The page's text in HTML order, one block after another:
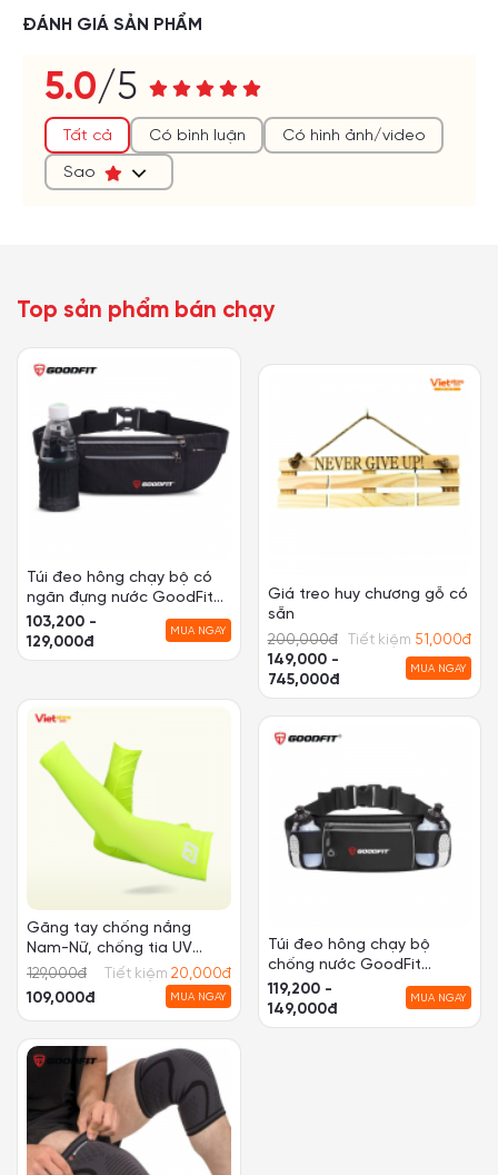
ĐÁNH GIÁ SẢN PHẨM
5.0/5 (*)(*) (*) (*) (*)
Tất cả Có bình luận Có hình ảnh/video
Sao
Top sản phẩm bán chạy
Túi đeo hông chạy bộ có
ngăn đựng nước GoodFit
GF108RB
103,200 -
129,000đ
MUA NGAY
Giá treo huy chương gỗ có
sẵn
200,000đ Tiết kiệm 51,000đ
149,000 -
745,000đ
MUA NGAY
Găng tay chống nắng
Nam-Nữ, chống tia UV
Royabe
129,000đ Tiết kiệm 20,000đ
109,000đ MUA NGAY
Túi đeo hông chạy bộ
chống nước GoodFit
GF120RB
119,200 -
149,000đ
MUA NGAY